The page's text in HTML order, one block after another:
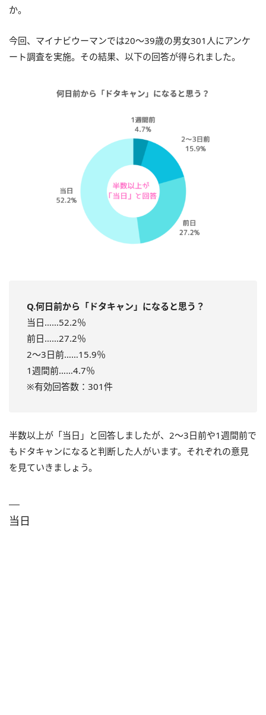
か。
今回、マイナビウーマンでは20～39歳の男女301人にアンケ
ート調査を実施。その結果、以下の回答が得られました。
Q.何日前から「ドタキャン」になると思う？
当日……52.2％
前日……27.2％
2～3日前……15.9％
1週間前……4.7％
※有効回答数：301件
半数以上が「当日」と回答しましたが、2～3日前や1週間前で
もドタキャンになると判断した人がいます。それぞれの意見
を見ていきましょう。
当日